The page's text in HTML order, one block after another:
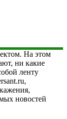
На этом
ни какие
ленту
новостей